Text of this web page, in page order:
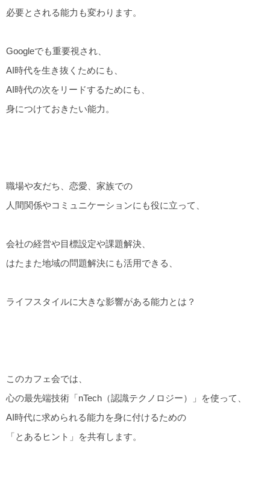
必要とされる能力も変わります。
Googleでも重要視され、
AI時代を生き抜くためにも、
AI時代の次をリードするためにも、
身につけておきたい能力。
職場や友だち、恋愛、家族での
人間関係やコミュニケーションにも役に立って、
会社の経営や目標設定や課題解決、
はたまた地域の問題解決にも活用できる、
ライフスタイルに大きな影響がある能力とは？
このカフェ会では、
心の最先端技術「nTech（認識テクノロジー）」を使って、
AI時代に求められる能力を身に付けるための
「とあるヒント」を共有します。